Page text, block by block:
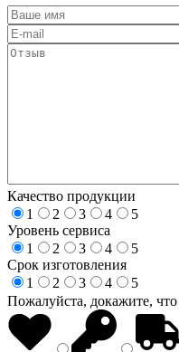
Качество продукции
1
2 3 4
5
Уровень сервиса
1
2 3 4
5
Срок изготовления
1
2 3 4
5
Пожалуйста, докажите,